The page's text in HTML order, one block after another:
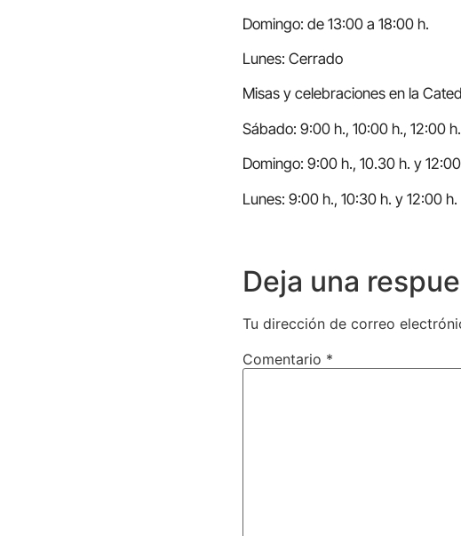
Domingo: de 13:00 a 18:00 h.
Lunes: Cerrado
Misas y celebraciones en la
Sábado: 9:00 h., 10:00 h., 12:00
Domingo: 9:00 h., 10.30 h. y
Lunes: 9:00 h., 10:30 h. y 12:00 h.
Deja una
Tu dirección de correo
Comentario *